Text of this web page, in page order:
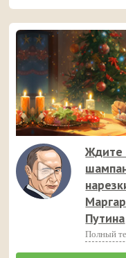
годом? 😜 Обещаем,
неожиданный звонок
поздравление 🔥 👏
Ждите
Путина
Полный